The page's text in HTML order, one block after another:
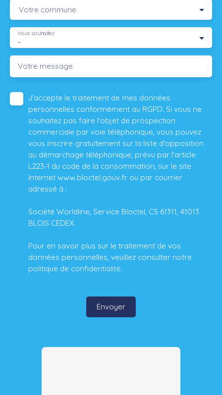
Votre commune
-
Vous souhaitez
Votre message
J'accepte le traitement de mes données
personnelles conformément au RGPD. Si vous ne
souhaitez pas faire l'objet de prospection
commerciale par voie téléphonique, vous pouvez
vous inscrire gratuitement sur la liste d'opposition
au démarchage téléphonique, prévu par l'article
L223-1 du code de la consommation, sur le site
Internet www.bloctel.gouv.fr ou par courrier
adressé à :
Société Worldline, Service Bloctel, CS 61311, 41013
BLOIS CEDEX.
Pour en savoir plus sur le traitement de vos
données personnelles, veuillez consulter notre
politique de confidentialité.
Envoyer